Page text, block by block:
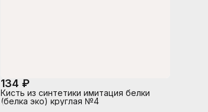
134 ₽
Кисть из синтетики имитация белки
(белка эко) круглая №4